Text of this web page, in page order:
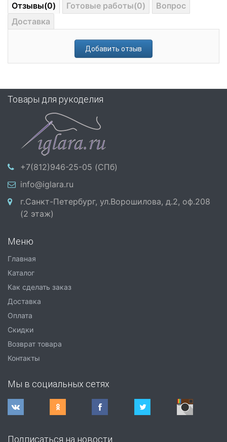
Отзывы(0) Готовые работы(0)
Вопрос
Доставка
Добавить отзыв
Товары для рукоделия
+7(812)946-25-05 (СПб)
info@iglara.ru
г.Санкт-Петербург, ул.Ворошилова, д.2, оф.208
(2 этаж)
Меню
Главная
Каталог
Как сделать заказ
Доставка
Оплата
Скидки
Возврат товара
Контакты
Мы в социальных сетях
Подписаться на новости